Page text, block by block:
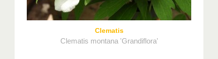
Clematis
Clematis montana 'Grandiflora'